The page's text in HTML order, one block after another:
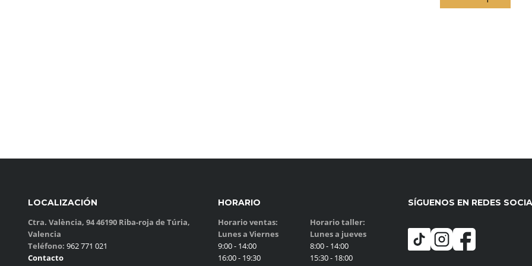
LOCALIZACIÓN
Ctra. València, 94 46190 Riba-roja de Túria,
Valencia
Teléfono: 962 771 021
Contacto
HORARIO
Horario ventas:
Lunes a Viernes
9:00 - 14:00
16:00 - 19:30
Horario taller:
Lunes a jueves
8:00 - 14:00
15:30 - 18:00
SÍGUENOS EN REDES